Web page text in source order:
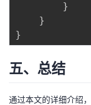
}
}
}
五、总结
通过本文的详细介绍